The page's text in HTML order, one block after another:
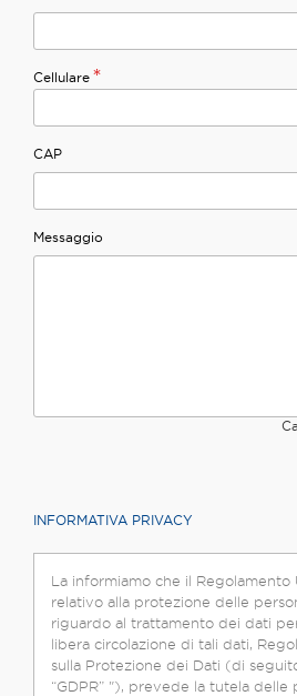
Cellulare *
CAP
Messaggio
INFORMATIVA PRIVACY
La informiamo che il Regolamento
relativo alla protezione delle
riguardo al trattamento dei dati
libera circolazione di tali dati,
sulla Protezione dei Dati (di
“GDPR” "), prevede la tutela delle persone fisiche